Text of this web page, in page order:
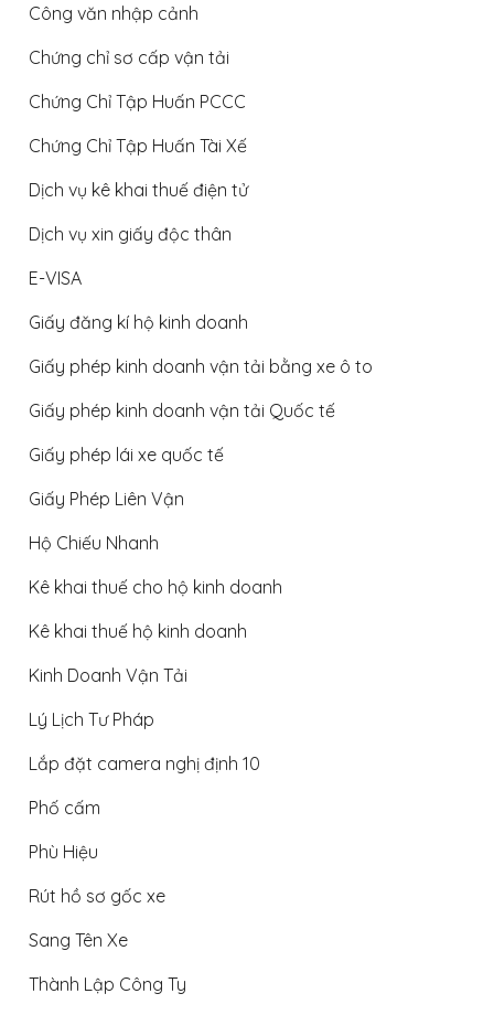
Công văn nhập cảnh
Chứng chỉ sơ cấp vận tải
Chứng Chỉ Tập Huấn PCCC
Chứng Chỉ Tập Huấn Tài Xế
Dịch vụ kê khai thuế điện tử
Dịch vụ xin giấy độc thân
E-VISA
Giấy đăng kí hộ kinh doanh
Giấy phép kinh doanh vận tải bằng xe ô to
Giấy phép kinh doanh vận tải Quốc tế
Giấy phép lái xe quốc tế
Giấy Phép Liên Vận
Hộ Chiếu Nhanh
Kê khai thuế cho hộ kinh doanh
Kê khai thuế hộ kinh doanh
Kinh Doanh Vận Tải
Lý Lịch Tư Pháp
Lắp đặt camera nghị định 10
Phố cấm
Phù Hiệu
Rút hồ sơ gốc xe
Sang Tên Xe
Thành Lập Công Ty